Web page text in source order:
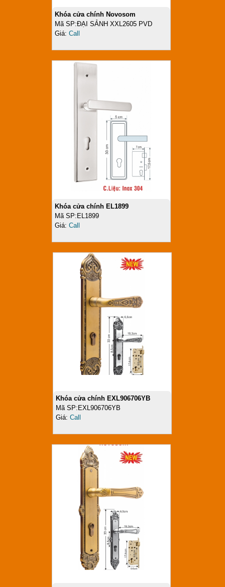
Khóa cửa chính Novosom
Mã SP:ĐẠI SẢNH XXL2605 PVD
Giá: Call
Khóa cửa chính EL1899
Mã SP:EL1899
Giá: Call
Khóa cửa chính EXL906706YB
Mã SP:EXL906706YB
Giá:Call